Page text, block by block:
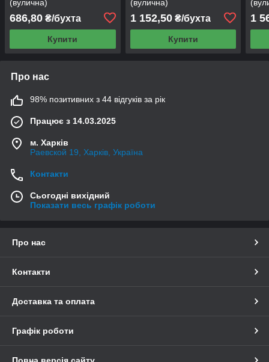
(вулична)
686,80 ₴/бухта
Купити
(вулична)
1 152,50₴/бухта
Купити
1
Про нас
98% позитивних з 44 відгуків за рік
Працює з 14.03.2025
м. Харків
Раевской 19, Харків, Україна
Контакти
Сьогодні вихідний
Показати весь графік роботи
Про нас
Контакти
Доставка та оплата
Графік роботи